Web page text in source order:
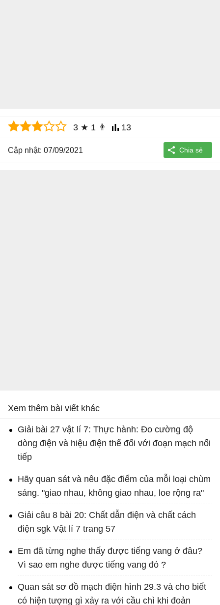
3 ★ 1 👨 13
Cập nhật: 07/09/2021
Xem thêm bài viết khác
Giải bài 27 vật lí 7: Thực hành: Đo cường độ
dòng điện và hiệu điện thế đối với đoạn mạch nối
tiếp
Hãy quan sát và nêu đặc điểm của mỗi loại chùm
sáng. "giao nhau, không giao nhau, loe rộng ra"
Giải câu 8 bài 20: Chất dẫn điện và chất cách
điện sgk Vật lí 7 trang 57
Em đã từng nghe thấy được tiếng vang ở đâu?
Vì sao em nghe được tiếng vang đó ?
Quan sát sơ đồ mạch điện hình 29.3 và cho biết
có hiện tượng gì xảy ra với cầu chì khi đoản